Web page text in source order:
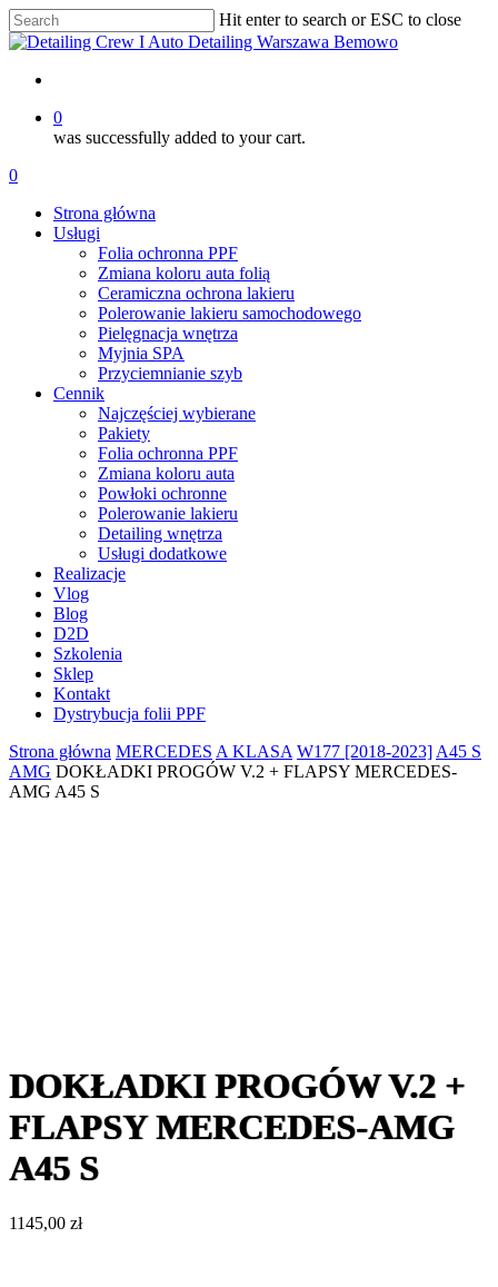
Skip
to
content
Hit enter to search or ESC to close
Close
0
was successfully added to your cart.
Menu
account
0
Strona główna
Usługi
Folia ochronna PPF
Zmiana koloru auta folią
Ceramiczna ochrona lakieru
Polerowanie lakieru samochodowego
Pielęgnacja wnętrza
Myjnia SPA
Przyciemnianie szyb
Cennik
Najczęściej wybierane
Pakiety
Folia ochronna PPF
Zmiana koloru auta
Powłoki ochronne
Polerowanie lakieru
Detailing wnętrza
Usługi dodatkowe
Realizacje
Vlog
Blog
D2D
Szkolenia
Sklep
Kontakt
Dystrybucja folii PPF
Strona główna MERCEDES A KLASA W177 [2018-2023] A45 S
AMG DOKŁADKI PROGÓW V.2 + FLAPSY MERCEDES-
AMG A45 S
DOKŁADKI PROGÓW V.2 +
FLAPSY MERCEDES-AMG
A45 S
1145,00 zł